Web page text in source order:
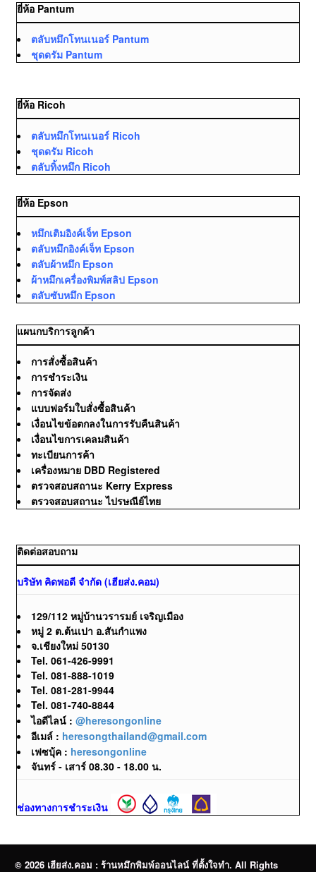
ยี่ห้อ Pantum
ตลับหมึกโทนเนอร์ Pantum
ชุดดรัม Pantum
ยี่ห้อ Ricoh
ตลับหมึกโทนเนอร์ Ricoh
ชุดดรัม Ricoh
ตลับทิ้งหมึก Ricoh
ยี่ห้อ Epson
หมึกเติมอิงค์เจ็ท Epson
ตลับหมึกอิงค์เจ็ท Epson
ตลับผ้าหมึก Epson
ผ้าหมึกเครื่องพิมพ์สลิป Epson
ตลับซับหมึก Epson
แผนกบริการลูกค้า
การสั่งซื้อสินค้า
การชำระเงิน
การจัดส่ง
แบบฟอร์มใบสั่งซื้อสินค้า
เงื่อนไขข้อตกลงในการรับคืนสินค้า
เงื่อนไขการเคลมสินค้า
ทะเบียนการค้า
เครื่องหมาย DBD Registered
ตรวจสอบสถานะ Kerry Express
ตรวจสอบสถานะ ไปรษณีย์ไทย
ติดต่อสอบถาม
บริษัท คิดพอดี จำกัด (เฮียส่ง.คอม)
129/112 หมู่บ้านวรารมย์ เจริญเมือง
หมู่ 2 ต.ต้นเปา อ.สันกำแพง
จ.เชียงใหม่ 50130
Tel. 061-426-9991
Tel. 081-888-1019
Tel. 081-281-9944
Tel. 081-740-8844
ไอดีไลน์ : @heresongonline
อีเมล์ : heresongthailand@gmail.com
เฟซบุ้ค : heresongonline
จันทร์ - เสาร์ 08.30 - 18.00 น.
ช่องทางการชำระเงิน
© 2026 เฮียส่ง.คอม : ร้านหมึกพิมพ์ออนไลน์ ที่ตั้งใจทำ. All Rights